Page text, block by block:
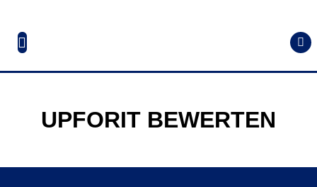
UPFORIT BEWERTEN